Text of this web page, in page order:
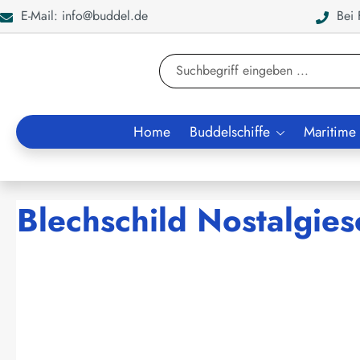
Zur Suche springen
E-Mail: info@buddel.de Bei
Home Buddelschiffe
Blechschild